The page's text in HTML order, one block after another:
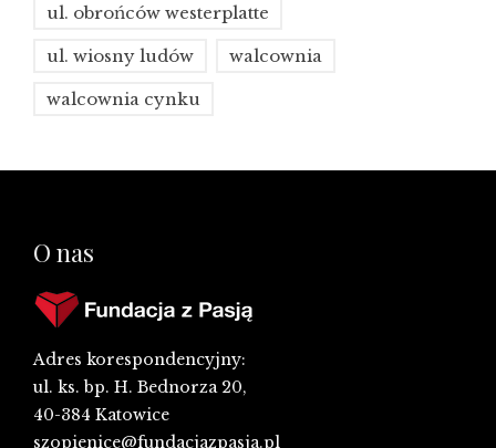
ul. obrońców westerplatte
ul. wiosny ludów walcownia
walcownia cynku
O nas
Adres korespondencyjny:
ul. ks. bp. H. Bednorza 20,
40-384 Katowice
szopienice@fundacjazpasja.pl